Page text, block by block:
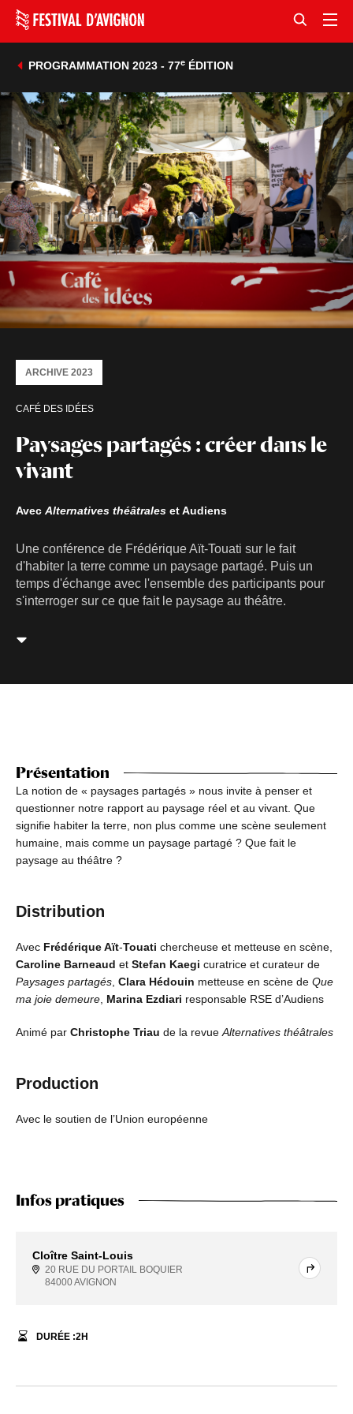
PROGRAMMATION 2023 - 77eÉDITION
Paysages partagés : créer dans le
vivant
CAFÉ DES IDÉES
ARCHIVE 2023
Avec Alternatives théâtrales et Audiens
Une conférence de Frédérique Aït-Touati sur le fait
d'habiter la terre comme un paysage partagé. Puis un
temps d'échange avec l'ensemble des participants pour
s'interroger sur ce que fait le paysage au théâtre.
Présentation
La notion de « paysages partagés » nous invite à penser et
questionner notre rapport au paysage réel et au vivant. Que
signifie habiter la terre, non plus comme une scène seulement
humaine, mais comme un paysage partagé ? Que fait le
paysage au théâtre ?
Distribution
Avec Frédérique Aït-Touati chercheuse et metteuse en scène,
Caroline Barneaud et Stefan Kaegi curatrice et curateur de
Paysages partagés Clara Hédouin metteuse en scène de Que
ma joie demeure Marina Ezdiari responsable RSE d’Audiens
Animé par Christophe Triau de la revue Alternatives théâtrales
Production
Avec le soutien de l’Union européenne
Infos pratiques
Cloître Saint-Louis
20 RUE DU PORTAIL BOQUIER
84000 AVIGNON
DURÉE :2H